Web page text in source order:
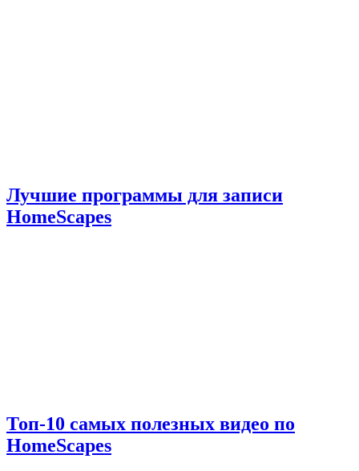
Лучшие программы для записи
HomeScapes
Топ-10 самых полезных видео по
HomeScapes